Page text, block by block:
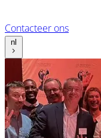
Contacteer ons
nl